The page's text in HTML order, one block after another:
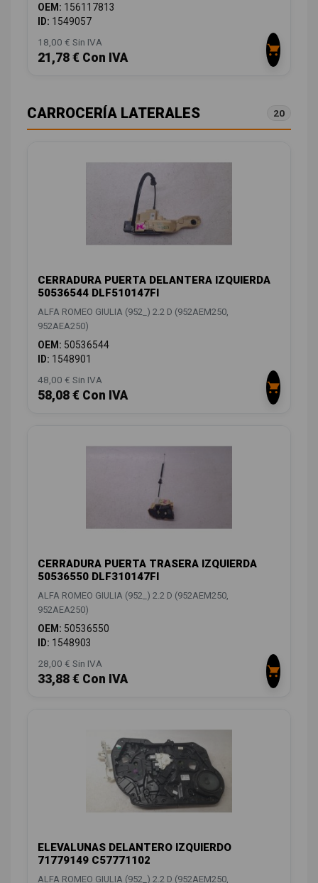
OEM: 156117813
ID: 1549057
18,00 € Sin IVA
21,78 € Con IVA
CARROCERÍA LATERALES 20
CERRADURA PUERTA DELANTERA IZQUIERDA
50536544 DLF510147FI
ALFA ROMEO GIULIA (952_) 2.2 D (952AEM250,
952AEA250)
OEM: 50536544
ID: 1548901
48,00 € Sin IVA
58,08 € Con IVA
CERRADURA PUERTA TRASERA IZQUIERDA
50536550 DLF310147FI
ALFA ROMEO GIULIA (952_) 2.2 D (952AEM250,
952AEA250)
OEM: 50536550
ID: 1548903
28,00 € Sin IVA
33,88 € Con IVA
ELEVALUNAS DELANTERO IZQUIERDO
71779149 C57771102
ALFA ROMEO GIULIA (952_) 2.2 D (952AEM250,